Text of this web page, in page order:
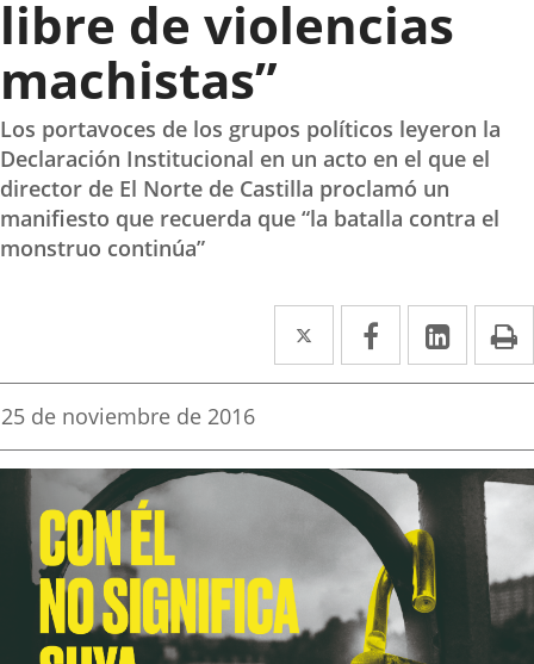
libre de violencias
machistas”
Los portavoces de los grupos políticos leyeron la
Declaración Institucional en un acto en el que el
director de El Norte de Castilla proclamó un
manifiesto que recuerda que “la batalla contra el
monstruo continúa”
Twitter
Enlace
a
aplicación
externa.
Facebook
Enlace
a
aplicación
externa.
Enlace
a
Fecha
la
noticia
25 de noviembre de 2016